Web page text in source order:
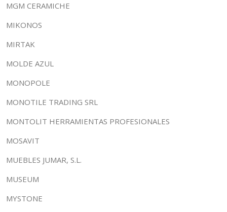
MGM CERAMICHE
MIKONOS
MIRTAK
MOLDE AZUL
MONOPOLE
MONOTILE TRADING SRL
MONTOLIT HERRAMIENTAS PROFESIONALES
MOSAVIT
MUEBLES JUMAR, S.L.
MUSEUM
MYSTONE